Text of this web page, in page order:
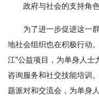
政府与社会的支持角
为了进一步促进这一
地社会组织也在积极行动
江”公益项目，为单身人
咨询服务和社交技能培训
题派对和交流会，为单身